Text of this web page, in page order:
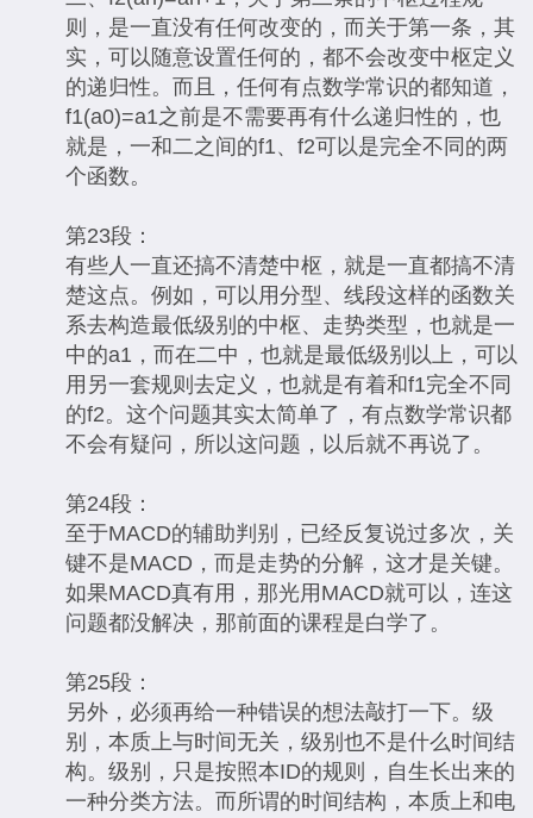
则，是一直没有任何改变的，而关于第一条，其
实，可以随意设置任何的，都不会改变中枢定义
的递归性。而且，任何有点数学常识的都知道，
f1(a0)=a1之前是不需要再有什么递归性的，也
就是，一和二之间的f1、f2可以是完全不同的两
个函数。
第23段：
有些人一直还搞不清楚中枢，就是一直都搞不清
楚这点。例如，可以用分型、线段这样的函数关
系去构造最低级别的中枢、走势类型，也就是一
中的a1，而在二中，也就是最低级别以上，可以
用另一套规则去定义，也就是有着和f1完全不同
的f2。这个问题其实太简单了，有点数学常识都
不会有疑问，所以这问题，以后就不再说了。
第24段：
至于MACD的辅助判别，已经反复说过多次，关
键不是MACD，而是走势的分解，这才是关键。
如果MACD真有用，那光用MACD就可以，连这
问题都没解决，那前面的课程是白学了。
第25段：
另外，必须再给一种错误的想法敲打一下。级
别，本质上与时间无关，级别也不是什么时间结
构。级别，只是按照本ID的规则，自生长出来的
一种分类方法。而所谓的时间结构，本质上和电